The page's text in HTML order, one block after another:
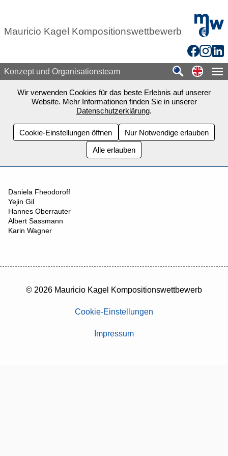
Mauricio Kagel Kompositionswettbewerb
mdw -
Facebook
Konzept und Organisationsteam
Wir verwenden Cookies für das beste Erlebnis auf unserer
Website. Mehr Informationen finden Sie in unserer
Datenschutzerklärung.
Cookie-Einstellungen öffnen
Nur Notwendige erlauben
Alle erlauben
Daniela Fheodoroff
Yejin Gil
Hannes Oberrauter
Albert Sassmann
Karin Wagner
© 2026 Mauricio Kagel Kompositionswettbewerb
Cookie-Einstellungen
Impressum